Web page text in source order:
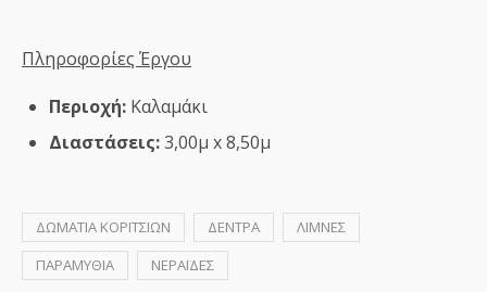
Πληροφορίες Έργου
Περιοχή: Καλαμάκι
Διαστάσεις:3,00μ x 8,50μ
ΔΩΜΑΤΙΑ ΚΟΡΙΤΣΙΩΝ ΔΕΝΤΡΑ
ΛΙΜΝΕΣ
ΠΑΡΑΜΥΘΙΑ
ΝΕΡΑΪΔΕΣ